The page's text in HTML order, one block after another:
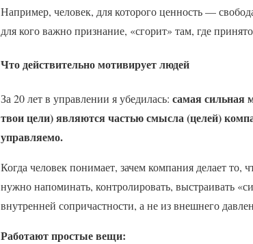
Например, человек, для которого ценность —
для кого важно признание, «сгорит» там, где
Что действительно мотивирует людей
За 20 лет в управлении я убедилась: самая сильная
твои цели) являются частью смысла (целей)
управляемо.
Когда человек понимает, зачем компания делает то,
нужно напоминать, контролировать, выстраивать
внутренней сопричастности, а не из внешнего
Работают простые вещи: